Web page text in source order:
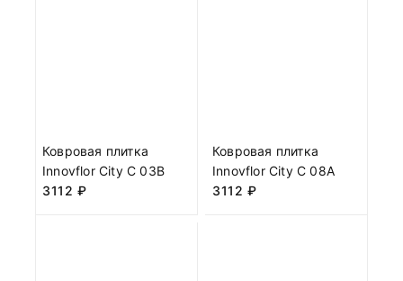
Ковровая плитка
Innovflor City C 03B
3112 ₽
Ковровая плитка
Innovflor City C 08A
3112 ₽